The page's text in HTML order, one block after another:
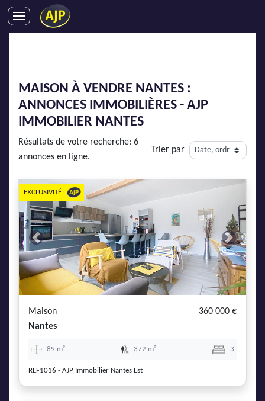
SYNDIC
IMMOBILIER NEUF
ENTREPRISES
DEVENIR FRANCHISÉ
AJP Recrute
AJP Actualités
Service Qualité Clients
MAISON À VENDRE NANTES :
ANNONCES IMMOBILIÈRES - AJP
IMMOBILIER NANTES
Résultats de votre recherche: 6
annonces en ligne.
Trier par
Previous Next
EXCLUSIVITÉ
Maison
360 000 €
Nantes
89 m² 372 m² 3
REF1016 - AJP Immobilier Nantes Est